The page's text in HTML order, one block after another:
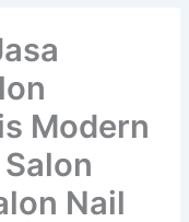
Modern
Nail